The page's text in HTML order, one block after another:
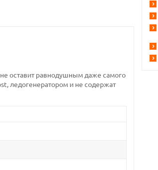
оставит равнодушным даже самого
ледогенератором и не содержат